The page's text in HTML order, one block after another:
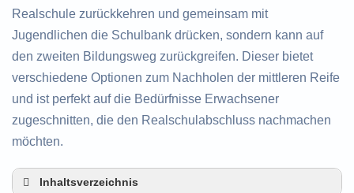
Realschule zurückkehren und gemeinsam mit
Jugendlichen die Schulbank drücken, sondern kann auf
den zweiten Bildungsweg zurückgreifen. Dieser bietet
verschiedene Optionen zum Nachholen der mittleren Reife
und ist perfekt auf die Bedürfnisse Erwachsener
zugeschnitten, die den Realschulabschluss nachmachen
möchten.
Inhaltsverzeichnis